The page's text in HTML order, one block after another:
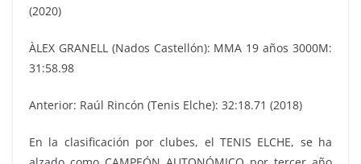
(2020)
ÀLEX GRANELL (Nados Castellón): MMA 19 años 3000M:
31:58.98
Anterior: Raúl Rincón (Tenis Elche): 32:18.71 (2018)
En la clasificación por clubes, el TENIS ELCHE, se ha